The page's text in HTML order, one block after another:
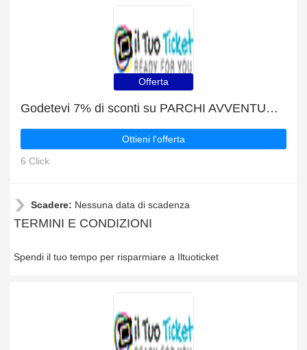
Offerta
Godetevi 7% di sconti su PARCHI AVVENTURA e fino al 15% di sconto sugli altri
Ottieni l'offerta
6 Click
Scadere: Nessuna data di scadenza
TERMINI E CONDIZIONI
Spendi il tuo tempo per risparmiare a Iltuoticket